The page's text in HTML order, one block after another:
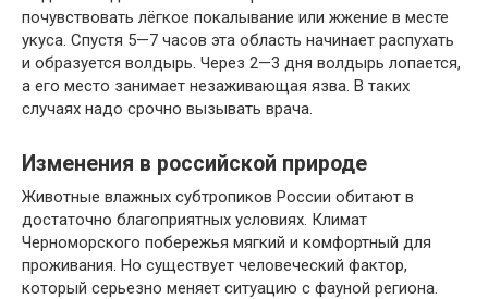
почувствовать лёгкое покалывание или жжение в месте
укуса. Спустя 5—7 часов эта область начинает распухать
и образуется волдырь. Через 2—3 дня волдырь лопается,
а его место занимает незаживающая язва. В таких
случаях надо срочно вызывать врача.
Изменения в российской природе
Животные влажных субтропиков России обитают в
достаточно благоприятных условиях. Климат
Черноморского побережья мягкий и комфортный для
проживания. Но существует человеческий фактор,
который серьезно меняет ситуацию с фауной региона.